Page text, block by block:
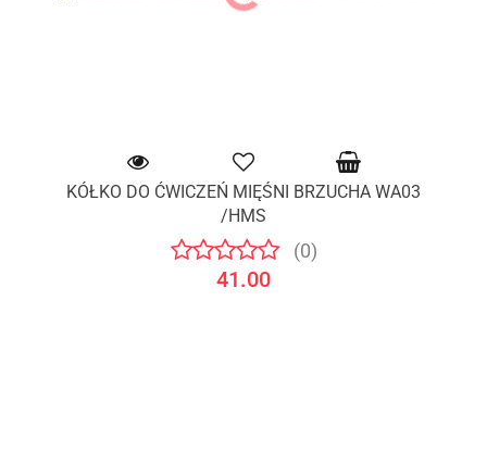
KÓŁKO DO ĆWICZEŃ MIĘŚNI BRZUCHA WA03
/HMS
(0)
41.00